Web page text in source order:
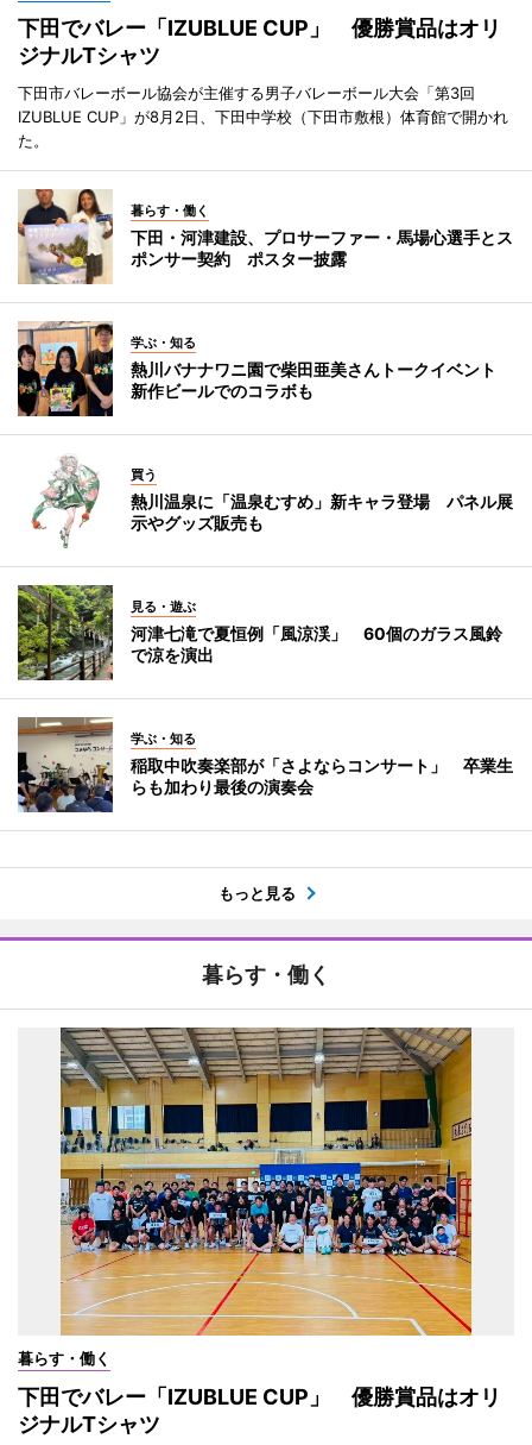
下田でバレー「IZUBLUE CUP」 優勝賞品はオリ
ジナルTシャツ
下田市バレーボール協会が主催する男子バレーボール大会「第3回
IZUBLUE CUP」が8月2日、下田中学校（下田市敷根）体育館で開かれ
た。
暮らす・働く
下田・河津建設、プロサーファー・馬場心選手とス
ポンサー契約 ポスター披露
学ぶ・知る
熱川バナナワニ園で柴田亜美さんトークイベント
新作ビールでのコラボも
買う
熱川温泉に「温泉むすめ」新キャラ登場 パネル展
示やグッズ販売も
見る・遊ぶ
河津七滝で夏恒例「風涼渓」 60個のガラス風鈴
で涼を演出
学ぶ・知る
稲取中吹奏楽部が「さよならコンサート」 卒業生
らも加わり最後の演奏会
もっと見る
暮らす・働く
暮らす・働く
下田でバレー「IZUBLUE CUP」 優勝賞品はオリ
ジナルTシャツ